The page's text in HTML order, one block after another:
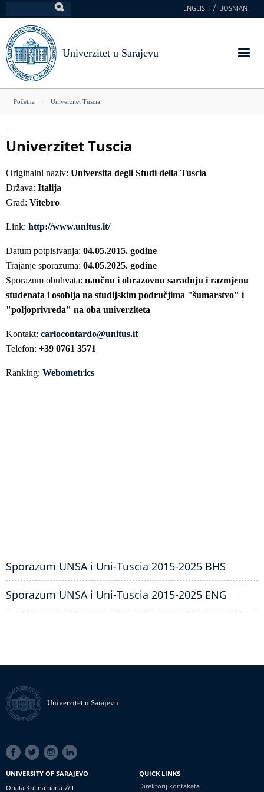
na
glavni
sadržaj
ENGLISH BOSNIAN
Univerzitet u Sarajevu
You
here
Početna Univerzitet Tuscia
Univerzitet Tuscia
Originalni naziv: Università degli Studi della Tuscia
Država: Italija
Grad: Vitebro
Link: http://www.unitus.it/
Datum potpisivanja: 04.05.2015. godine
Trajanje sporazuma: 04.05.2025. godine
Sporazum obuhvata: naučnu i obrazovnu saradnju i razmjenu
studenata i osoblja na studijskim područjima "šumarstvo" i
"poljoprivreda" na oba univerziteta
Kontakt: carlocontardo@unitus.it
Telefon: +39 0761 3571
Ranking: Webometrics
Sporazum UNSA i Uni-Tuscia 2015-2025 BHS
Sporazum UNSA i Uni-Tuscia 2015-2025 ENG
Univerzitet u Sarajevu
SOCIAL
LINKS
UNIVERSITY OF SARAJEVO
Obala Kulina bana 7/II
QUICK LINKS
Direktorij kontakata